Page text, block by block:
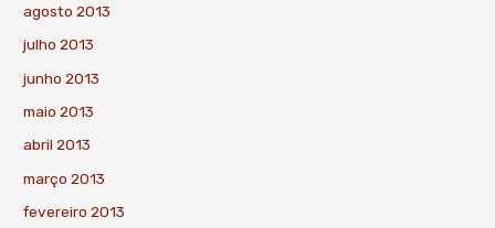
agosto 2013
julho 2013
junho 2013
maio 2013
abril 2013
março 2013
fevereiro 2013